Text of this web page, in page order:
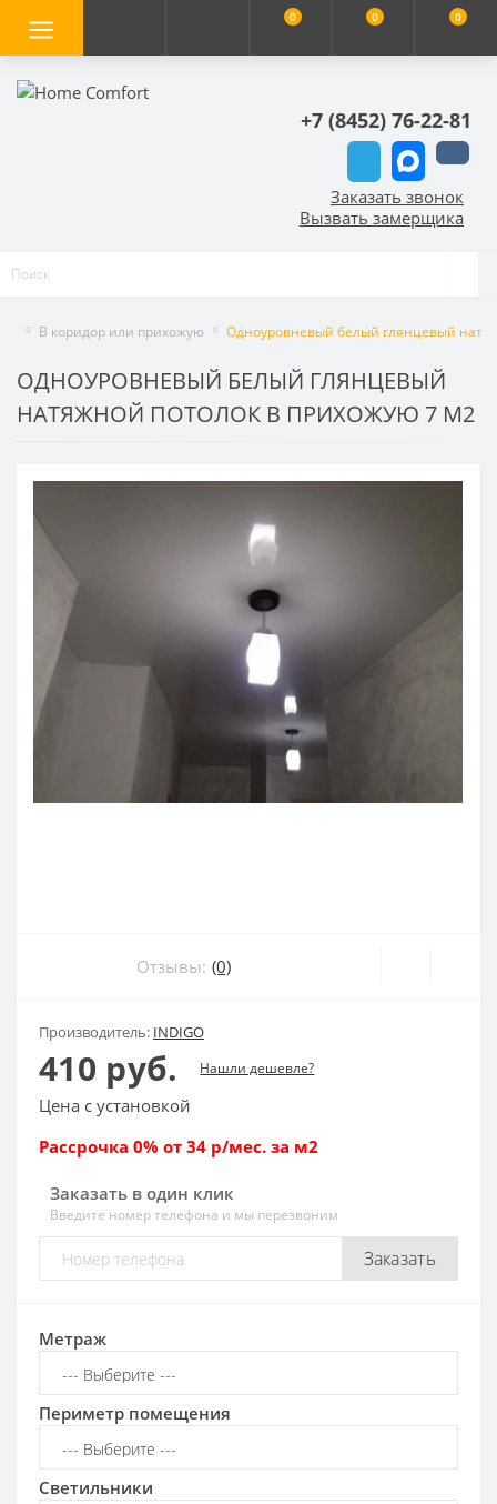
0 0 0
+7 (8452) 76-22-81
Заказать звонок
Вызвать замерщика
В коридор или прихожую Одноуровневый белый глянцевый
ОДНОУРОВНЕВЫЙ БЕЛЫЙ ГЛЯНЦЕВЫЙ
НАТЯЖНОЙ ПОТОЛОК В ПРИХОЖУЮ 7 М2
Отзывы: (0)
Производитель: INDIGO
410 руб. Нашли дешевле?
Цена с установкой
Рассрочка 0% от 34 р/мес. за м2
Заказать в один клик
Введите номер телефона и мы перезвоним
Заказать
Метраж
Периметр помещения
Светильники